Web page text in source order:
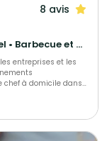
8 avis
Gastronomique • Français Traditionnel • Barbecue et grillades
entreprises et les
chef à domicile dans
Fréjus, Saint-
Cuisine By
les entreprises et